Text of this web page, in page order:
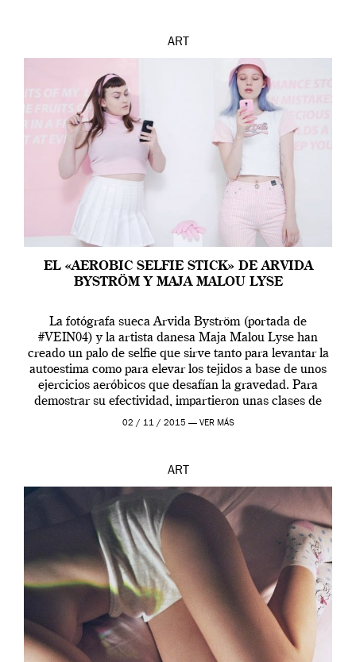
ART
EL «AEROBIC SELFIE STICK» DE ARVIDA
BYSTRÖM Y MAJA MALOU LYSE
La fotógrafa sueca Arvida Byström (portada de
#VEIN04) y la artista danesa Maja Malou Lyse han
creado un palo de selfie que sirve tanto para levantar la
autoestima como para elevar los tejidos a base de unos
ejercicios aeróbicos que desafían la gravedad. Para
demostrar su efectividad, impartieron unas clases de
prueba en el Tate […]
02 / 11 / 2015 — VER MÁS
ART